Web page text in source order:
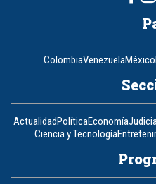
ColombiaVenezuelaMéxico
Actualidad PolíticaEconomía
Ciencia y Tecnología